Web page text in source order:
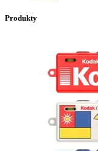
Produkty